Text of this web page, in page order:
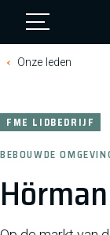
Onze leden
FME LIDBEDRIJF
BEBOUWDE